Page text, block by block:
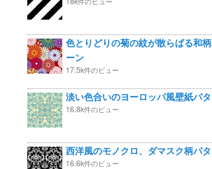
色とりどりの菊の紋が散らばる和
ーン
17.5k件のビュー
淡い色合いのヨーロッパ風壁紙パ
16.8k件のビュー
西洋風のモノクロ、ダマスク柄パ
16.6k件のビュー